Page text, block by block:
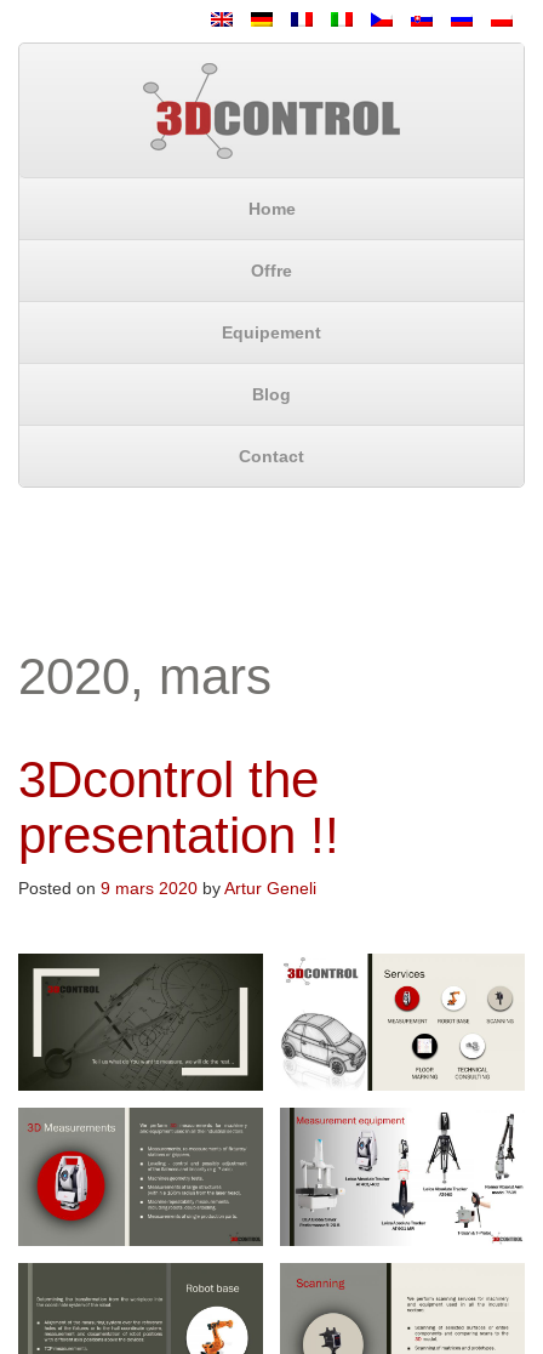
Home
Offre
Equipement
Blog
Contact
2020, mars
3Dcontrol the
presentation !!
Posted on 9 mars 2020 byArtur Geneli